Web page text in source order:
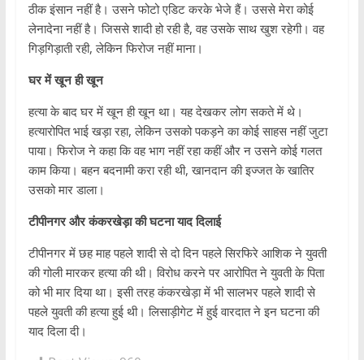
ठीक इंसान नहीं है। उसने फोटो एडिट करके भेजे हैं। उससे मेरा कोई
लेनादेना नहीं है। जिससे शादी हो रही है, वह उसके साथ खुश रहेगी। वह
गिड़गिड़ाती रही, लेकिन फिरोज नहीं माना।
घर में खून ही खून
हत्या के बाद घर में खून ही खून था। यह देखकर लोग सकते में थे।
हत्यारोपित भाई खड़ा रहा, लेकिन उसको पकड़ने का कोई साहस नहीं जुटा
पाया। फिरोज ने कहा कि वह भाग नहीं रहा कहीं और न उसने कोई गलत
काम किया। बहन बदनामी करा रही थी, खानदान की इज्जत के खातिर
उसको मार डाला।
टीपीनगर और कंकरखेड़ा की घटना याद दिलाई
टीपीनगर में छह माह पहले शादी से दो दिन पहले सिरफिरे आशिक ने युवती
की गोली मारकर हत्या की थी। विरोध करने पर आरोपित ने युवती के पिता
को भी मार दिया था। इसी तरह कंकरखेड़ा में भी सालभर पहले शादी से
पहले युवती की हत्या हुई थी। लिसाड़ीगेट में हुई वारदात ने इन घटना की
याद दिला दी।